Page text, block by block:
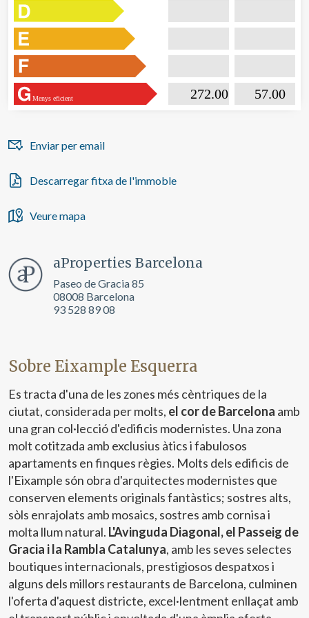
Menys eficient 272.00
Enviar per email
Descarregar fitxa de l'immoble
Veure mapa
aProperties Barcelona
Paseo de Gracia 85
08008 Barcelona
93 528 89 08
Sobre Eixample Esquerra
Es tracta d'una de les zones més cèntriques de la
ciutat, considerada per molts, el cor de Barcelona amb
una gran col·lecció d'edificis modernistes. Una zona
molt cotitzada amb exclusius àtics i fabulosos
apartaments en finques règies. Molts dels edificis de
l'Eixample són obra d'arquitectes modernistes que
conserven elements originals fantàstics; sostres alts,
sòls enrajolats amb mosaics, sostres amb cornisa i
molta llum natural. L'Avinguda Diagonal, el Passeig de
Gracia i la Rambla Catalunya, amb les seves selectes
boutiques internacionals, prestigiosos despatxos i
alguns dels millors restaurants de Barcelona, culminen
l'oferta d'aquest districte, excel·lentment enllaçat amb